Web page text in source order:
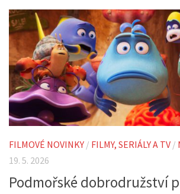
FILMOVÉ NOVINKY / FILMY, SERIÁLY A TV /
19. 5. 2026
Podmořské dobrodružství